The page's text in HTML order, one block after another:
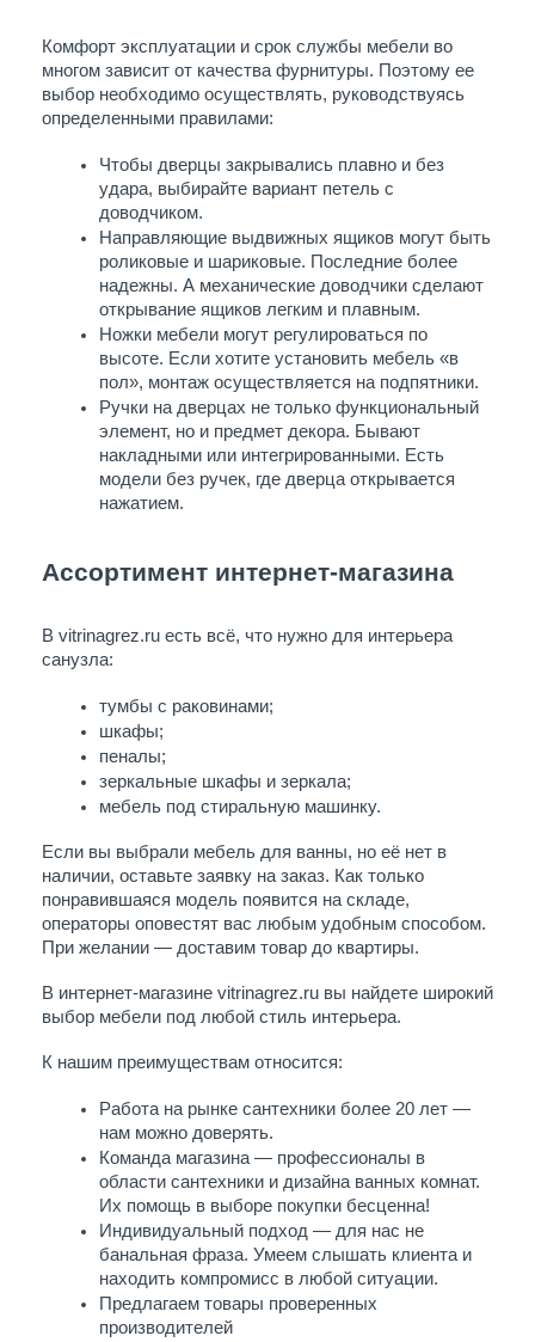
Комфорт эксплуатации и срок службы мебели во
многом зависит от качества фурнитуры. Поэтому ее
выбор необходимо осуществлять, руководствуясь
определенными правилами:
Чтобы дверцы закрывались плавно и без
удара, выбирайте вариант петель с
доводчиком.
Направляющие выдвижных ящиков могут быть
роликовые и шариковые. Последние более
надежны. А механические доводчики сделают
открывание ящиков легким и плавным.
Ножки мебели могут регулироваться по
высоте. Если хотите установить мебель «в
пол», монтаж осуществляется на подпятники.
Ручки на дверцах не только функциональный
элемент, но и предмет декора. Бывают
накладными или интегрированными. Есть
модели без ручек, где дверца открывается
нажатием.
Ассортимент интернет-магазина
В vitrinagrez.ru есть всё, что нужно для интерьера
санузла:
тумбы с раковинами;
шкафы;
пеналы;
зеркальные шкафы и зеркала;
мебель под стиральную машинку.
Если вы выбрали мебель для ванны, но её нет в
наличии, оставьте заявку на заказ. Как только
понравившаяся модель появится на складе,
операторы оповестят вас любым удобным способом.
При желании — доставим товар до квартиры.
В интернет-магазине vitrinagrez.ru вы найдете широкий
выбор мебели под любой стиль интерьера.
К нашим преимуществам относится:
Работа на рынке сантехники более 20 лет —
нам можно доверять.
Команда магазина — профессионалы в
области сантехники и дизайна ванных комнат.
Их помощь в выборе покупки бесценна!
Индивидуальный подход — для нас не
банальная фраза. Умеем слышать клиента и
находить компромисс в любой ситуации.
Предлагаем товары проверенных
производителей